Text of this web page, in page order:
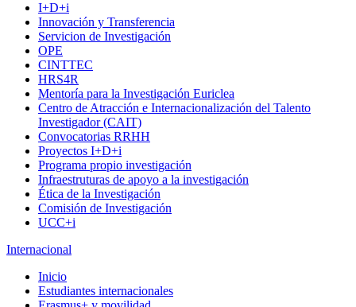
I+D+i
Innovación y Transferencia
Servicion de Investigación
OPE
CINTTEC
HRS4R
Mentoría para la Investigación Euriclea
Centro de Atracción e Internacionalización del Talento
Investigador (CAIT)
Convocatorias RRHH
Proyectos I+D+i
Programa propio investigación
Infraestruturas de apoyo a la investigación
Ética de la Investigación
Comisión de Investigación
UCC+i
Internacional
Inicio
Estudiantes internacionales